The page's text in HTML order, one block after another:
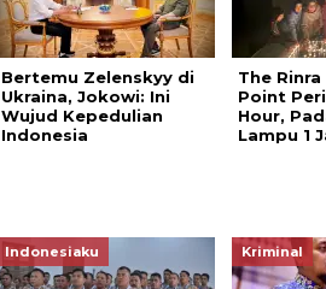
Bertemu Zelenskyy di
Ukraina, Jokowi: Ini
Wujud Kepedulian
Indonesia
The
Point
Hour,
Lampu 1
Indonesiaku Kriminal